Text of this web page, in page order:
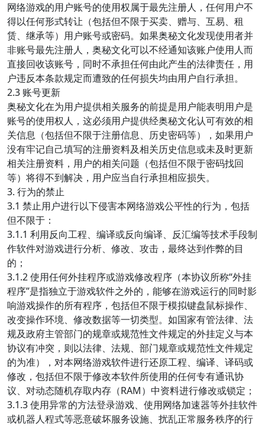
网络游戏的用户账号的使用权属于最先注册人，任何用户不
得以任何形式转让（包括但不限于买卖、赠与、互易、租
赁、继承等）用户账号或密码。如果奥秘文化发现使用者并
非账号最先注册人，奥秘文化可以不经通知该账户使用人而
直接回收该账号，同时不承担任何由此产生的法律责任，用
户违反本条款规定而遭致的任何损失均由用户自行承担。
2.3 账号更新
奥秘文化在为用户提供相关服务的前提是用户能表明用户是
账号的使用权人，这必须用户提供经奥秘文化认可有效的相
关信息（包括但不限于注册信息、历史密码等），如果用户
没有牢记自己填写的注册资料及相关历史信息或未及时更新
相关注册资料，用户的相关问题（包括但不限于密码找回
等）将得不到解决，用户应当自行承担相应损失。
3. 行为的禁止
3.1 禁止用户进行以下侵害本网络游戏公平性的行为，包括
但不限于：
3.1.1 利用反向工程、编译或反向编译、反汇编等技术手段制
作软件对游戏进行分析、修改、攻击，最终达到作弊的目
的；
3.1.2 使用任何外挂程序或游戏修改程序（本协议所称“外挂
程序”是指独立于游戏软件之外的，能够在游戏运行的同时影
响游戏操作的所有程序，包括但不限于模拟键盘鼠标操作、
改变操作环境、修改数据等一切类型。如国家有管法律、法
规及政府主管部门的规章或规范性文件规定的外挂定义与本
协议有冲突，则以法律、法规、部门规章或规范性文件规定
的为准），对本网络游戏软件进行还原工程、编译、译码或
修改，包括但不限于修改本软件所使用的任何专有通讯协
议、对动态随机存取内存（RAM）中资料进行修改或锁定；
3.1.3 使用异常的方法登录游戏、使用网络加速器等外挂软件
或机器人程式等恶意破坏服务设施、扰乱正常服务秩序的行